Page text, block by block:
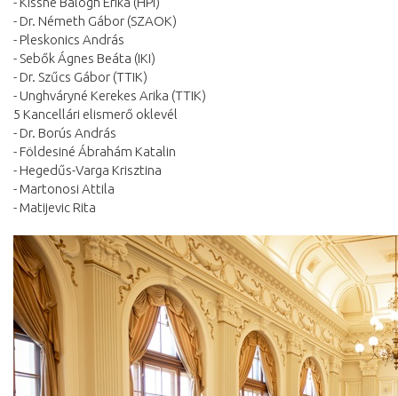
- Dr. Németh Gábor (SZAOK)
- Pleskonics András
- Sebők Ágnes Beáta (IKI)
- Dr. Szűcs Gábor (TTIK)
- Unghváryné Kerekes Arika (TTIK)
5 Kancellári elismerő oklevél
- Dr. Borús András
- Földesiné Ábrahám Katalin
- Hegedűs-Varga Krisztina
- Martonosi Attila
- Matijevic Rita